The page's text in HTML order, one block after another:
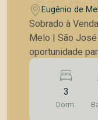
Eugênio de
Sobrado à
Melo | São José dos
oportunidade
conforto e
regiões que
Campos.
Eugênio de
3
Dorm.